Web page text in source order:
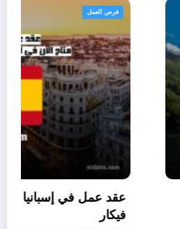
مع توفير الإقامة
في جزيرة دونا